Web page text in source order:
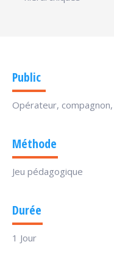
Public
Opérateur,
Méthode
Jeu pédagogique
Durée
1 Jour